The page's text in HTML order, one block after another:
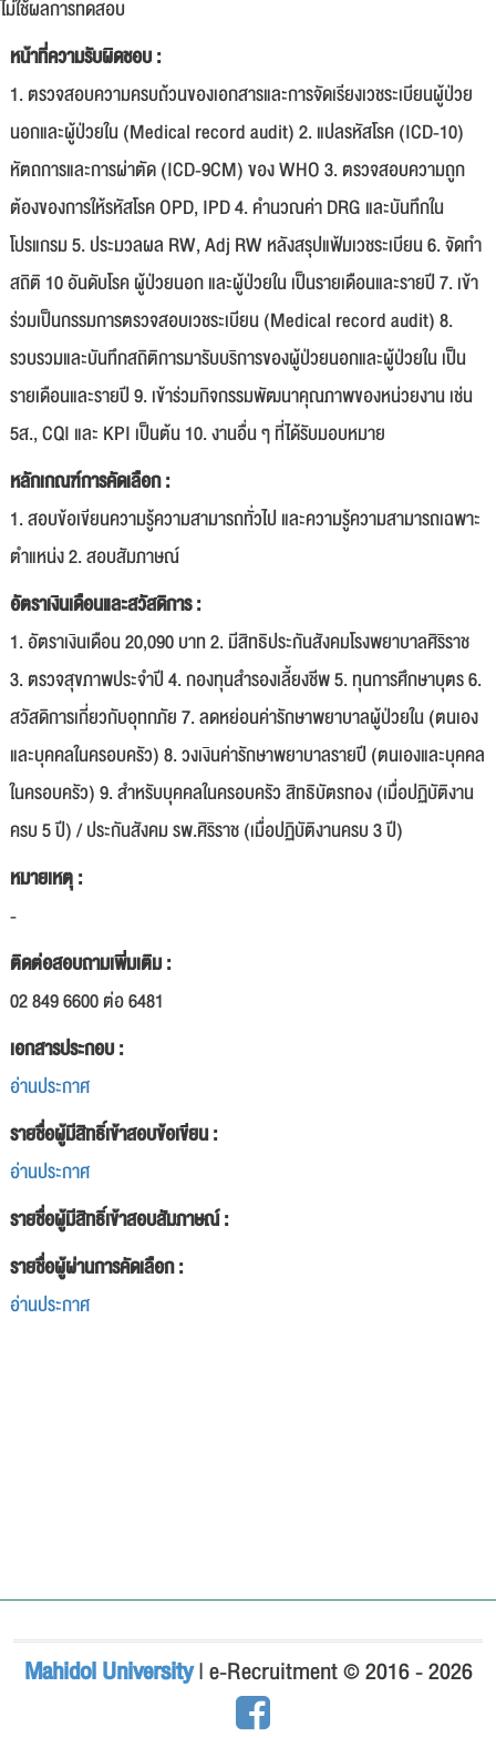
ม่ใช้ผลการทดสอบ
หน้าที่ความรับผิดชอบ :
1. ตรวจสอบความครบถ้วนของเอกสารและการจัดเรียงเวชระเบียนผู้ป่วย
นอกและผู้ป่วยใน (Medical record audit) 2. แปลรหัสโรค (ICD-10)
หัตถการและการผ่าตัด (ICD-9CM) ของ WHO 3. ตรวจสอบความถูก
ต้องของการให้รหัสโรค OPD, IPD 4. คำนวณค่า DRG และบันทึกใน
โปรแกรม 5. ประมวลผล RW, Adj RW หลังสรุปแฟ้มเวชระเบียน 6. จัดทำ
สถิติ 10 อันดับโรค ผู้ป่วยนอก และผู้ป่วยใน เป็นรายเดือนและรายปี 7. เข้า
ร่วมเป็นกรรมการตรวจสอบเวชระเบียน (Medical record audit) 8.
รวบรวมและบันทึกสถิติการมารับบริการของผู้ป่วยนอกและผู้ป่วยใน เป็น
รายเดือนและรายปี 9. เข้าร่วมกิจกรรมพัฒนาคุณภาพของหน่วยงาน เช่น
5ส., CQI และ KPI เป็นต้น 10. งานอื่น ๆ ที่ได้รับมอบหมาย
หลักเกณฑ์การคัดเลือก :
1. สอบข้อเขียนความรู้ความสามารถทั่วไป และความรู้ความสามารถเฉพาะ
ตำแหน่ง 2. สอบสัมภาษณ์
อัตราเงินเดือนและสวัสดิการ :
1. อัตราเงินเดือน 20,090 บาท 2. มีสิทธิประกันสังคมโรงพยาบาลศิริราช
3. ตรวจสุขภาพประจำปี 4. กองทุนสำรองเลี้ยงชีพ 5. ทุนการศึกษาบุตร 6.
สวัสดิการเกี่ยวกับอุทกภัย 7. ลดหย่อนค่ารักษาพยาบาลผู้ป่วยใน (ตนเอง
และบุคคลในครอบครัว) 8. วงเงินค่ารักษาพยาบาลรายปี (ตนเองและบุคคล
ในครอบครัว) 9. สำหรับบุคคลในครอบครัว สิทธิบัตรทอง (เมื่อปฏิบัติงาน
ครบ 5 ปี) / ประกันสังคม รพ.ศิริราช (เมื่อปฏิบัติงานครบ 3 ปี)
หมายเหตุ :
-
ติดต่อสอบถามเพิ่มเติม :
02 849 6600 ต่อ 6481
เอกสารประกอบ :
อ่านประกาศ
รายชื่อผู้มีสิทธิ์เข้าสอบข้อเขียน :
อ่านประกาศ
รายชื่อผู้มีสิทธิ์เข้าสอบสัมภาษณ์ :
รายชื่อผู้ผ่านการคัดเลือก :
อ่านประกาศ
Mahidol University| e-Recruitment © 2016 - 2026